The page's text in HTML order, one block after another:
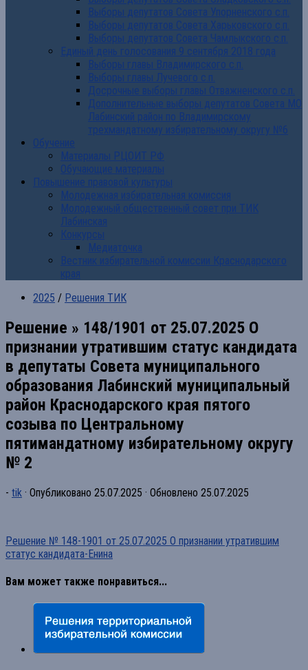
Выборы депутатов Совета Упорненского с.п.
Выборы депутатов Совета Харьковского с.п.
Выборы депутатов Совета Чамлыкского с.п.
Единый день голосования 9 сентября 2018 года
Выборы главы Владимирского с.п.
Выборы главы Лучевого с.п.
Досрочные выборы главы Отважненского с.п.
Дополнительные выборы депутатов Совета МО
Лабинский район по Владимирскому
трехмандатному избирательному округу №6
Обучение
Материалы РЦОИТ РФ
Обучающие материалы
Повышение правовой культуры
Молодежная избирательная комиссия
Молодежный общественный совет при ТИК
Лабинская
Конкурсы
Медиаточка
Вестник избирательной комиссии Краснодарского
края
2025 / Решения ТИК
Решение » 148/1901 от 25.07.2025 О
признании утратившим статус кандидата
в депутаты Совета муниципального
образования Лабинский муниципальный
район Краснодарского края пятого
созыва по Центральному
пятимандатному избирательному округу
№ 2
- tik · Опубликовано 25.07.2025 · Обновлено 25.07.2025
Решение № 148-1901 от 25.07.2025 О признании утратившим
статус кандидата-Енина
Вам может также понравиться...